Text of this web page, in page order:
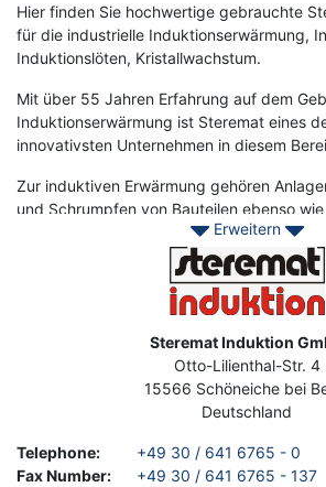
Hier finden Sie hochwertige gebrauchte
für die industrielle Induktionserwärmung,
Induktionslöten, Kristallwachstum.
Mit über 55 Jahren Erfahrung auf dem
Induktionserwärmung ist Steremat eines
innovativsten Unternehmen in diesem
Zur induktiven Erwärmung gehören
und Schrumpfen von Bauteilen ebenso
Kontaktieren Sie Asset-Trade noch heute,
gebrauchte Steremat-Anlage zu finden.
Erweitern
Steremat Induktion
Otto-Lilienthal-Str. 4
15566 Schöneiche bei
Deutschland
Telephone:
+49 30 / 641 6765 - 0
Fax Number:
+49 30 / 641 6765 - 137